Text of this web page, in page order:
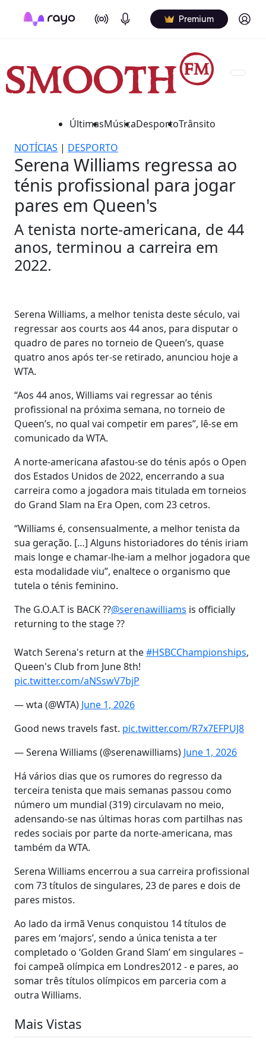
On Air Podcasts Premium Log in
ÚltimasMúsicaDesportoTrânsito
NOTÍCIAS | DESPORTO
Serena Williams regressa ao
ténis profissional para jogar
pares em Queen's
A tenista norte-americana, de 44
anos, terminou a carreira em
2022.
Serena Williams, a melhor tenista deste século, vai
regressar aos courts aos 44 anos, para disputar o
quadro de pares no torneio de Queen’s, quase
quatro anos após ter-se retirado, anunciou hoje a
WTA.
“Aos 44 anos, Williams vai regressar ao ténis
profissional na próxima semana, no torneio de
Queen’s, no qual vai competir em pares”, lê-se em
comunicado da WTA.
A norte-americana afastou-se do ténis após o Open
dos Estados Unidos de 2022, encerrando a sua
carreira como a jogadora mais titulada em torneios
do Grand Slam na Era Open, com 23 cetros.
“Williams é, consensualmente, a melhor tenista da
sua geração. […] Alguns historiadores do ténis iriam
mais longe e chamar-lhe-iam a melhor jogadora que
esta modalidade viu”, enaltece o organismo que
tutela o ténis feminino.
The G.O.A.T is BACK ??@serenawilliams is officially
returning to the stage ??
Watch Serena's return at the#HSBCChampionships,
Queen's Club from June 8th!
pic.twitter.com/aNSswV7bjP
— wta (@WTA) June 1, 2026
Good news travels fast. pic.twitter.com/R7x7EFPUJ8
— Serena Williams (@serenawilliams) June 1, 2026
Há vários dias que os rumores do regresso da
terceira tenista que mais semanas passou como
número um mundial (319) circulavam no meio,
adensando-se nas últimas horas com partilhas nas
redes sociais por parte da norte-americana, mas
também da WTA.
Serena Williams encerrou a sua carreira profissional
com 73 títulos de singulares, 23 de pares e dois de
pares mistos.
Ao lado da irmã Venus conquistou 14 títulos de
pares em ‘majors’, sendo a única tenista a ter
completado o ‘Golden Grand Slam’ em singulares –
foi campeã olímpica em Londres2012 - e pares, ao
somar três títulos olímpicos em parceria com a
outra Williams.
Mais Vistas